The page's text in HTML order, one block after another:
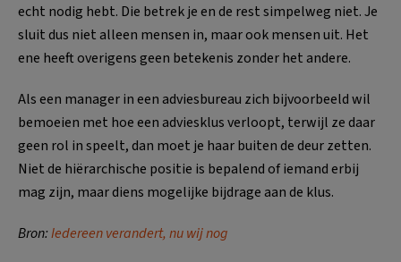
echt nodig hebt. Die betrek je en de rest simpelweg niet. Je
sluit dus niet alleen mensen in, maar ook mensen uit. Het
ene heeft overigens geen betekenis zonder het andere.
Als een manager in een adviesbureau zich bijvoorbeeld wil
bemoeien met hoe een adviesklus verloopt, terwijl ze daar
geen rol in speelt, dan moet je haar buiten de deur zetten.
Niet de hiërarchische positie is bepalend of iemand erbij
mag zijn, maar diens mogelijke bijdrage aan de klus.
Bron:Iedereen verandert, nu wij nog